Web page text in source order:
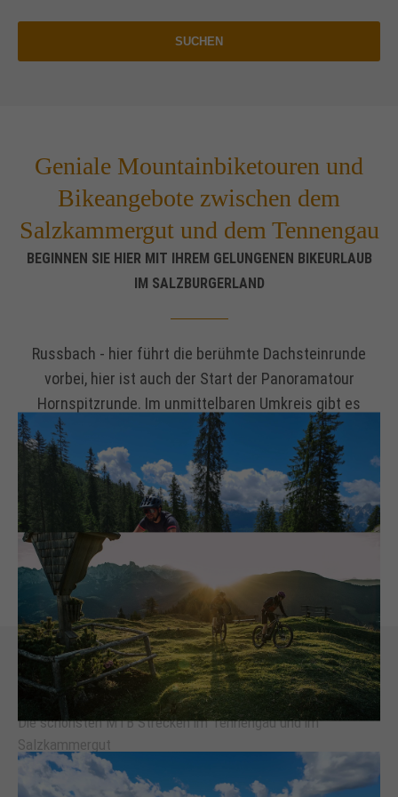
Drop us a line
info@yourdomain.com
Aenean commodo ligula eget dolor. Aenean massa. Cum
sociis natoque penatibus et magnis dis parturient montes,
nascetur ridiculus mus. Donec quam felis, ultricies nec.
SUCHEN
Geniale Mountainbiketouren und
Bikeangebote zwischen dem
Salzkammergut und dem Tennengau
BEGINNEN SIE HIER MIT IHREM GELUNGENEN BIKEURLAUB
IM SALZBURGERLAND
Russbach - hier führt die berühmte Dachsteinrunde
vorbei, hier ist auch der Start der Panoramatour
Hornspitzrunde. Im unmittelbaren Umkreis gibt es
zahlreiche Mountainbikestrecken die Sie durch die
schönste Berglandschaft des Salzkammerguts und
dem SalzburgerLand führen. Vorbei an aufregenden
Felsen und lieblichen Seen. Natürlich darf es auch nicht
an gemütlichenHüttenfür eine Bikeeinkehr fehlen.
Die schönsten MTB Strecken im Tennengau und im
Salzkammergut
Touren auf die jeder abfährt!
3 Tage - 30 Almen - 143 km - 4.070 hm
Salzburger Almentour